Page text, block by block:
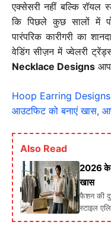
एक्सेसरी नहीं बल्कि रॉयल
कि पिछले कुछ सालों में
पारंपरिक कारीगरी का
वेडिंग सीज़न में ज्वेलरी
Necklace Designs
Hoop Earring Designs-
आउटफिट को बनाएं खास,
Also Read
2026 के 5
खास
फैशन की
स्टाइल